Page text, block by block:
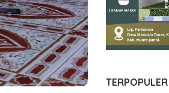
TERPOPULER